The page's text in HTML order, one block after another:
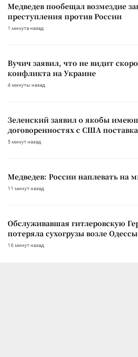
Медведев пообещал возмездие
преступления против России
1 минута назад
Вучич заявил, что не видит
конфликта на Украине
4 минуты назад
Зеленский заявил о якобы
договоренностях с США
5 минут назад
Медведев: России наплевать на
11 минут назад
Обслуживавшая гитлеровскую
потеряла сухогрузы возле Одессы
16 минут назад